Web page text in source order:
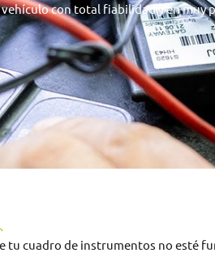
con total fiabilidad y en
tu cuadro de instrumentos no esté